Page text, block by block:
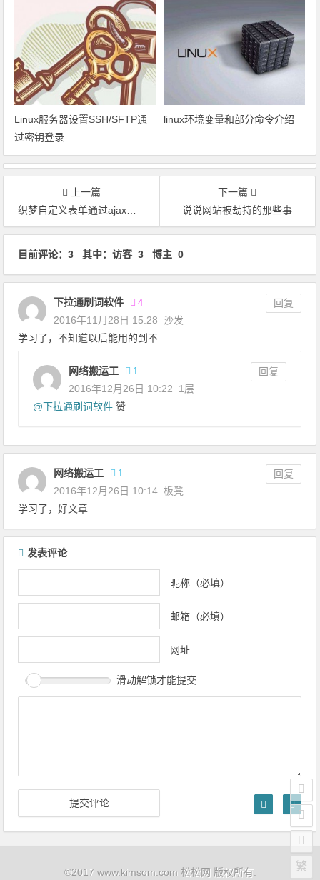
Linux服务器设置SSH/SFTP通
过密钥登录
linux环境变量和部分命令介绍
上一篇
织梦自定义表单通过ajax提交的实现方法
下一篇
说说网站被劫持的那些事
目前评论：3 其中：访客 3 博主 0
下拉通刷词软件 4
回复
2016年11月28日 15:28
沙发
学习了，不知道以后能用的到不
网络搬运工 1
回复
2016年12月26日 10:22
1层
@下拉通刷词软件 赞
网络搬运工 1
回复
2016年12月26日 10:14 板凳
学习了，好文章
发表评论
昵称（必填）
邮箱（必填）
网址
滑动解锁才能提交
©2017 www.kimsom.com 松松网 版权所有.
繁